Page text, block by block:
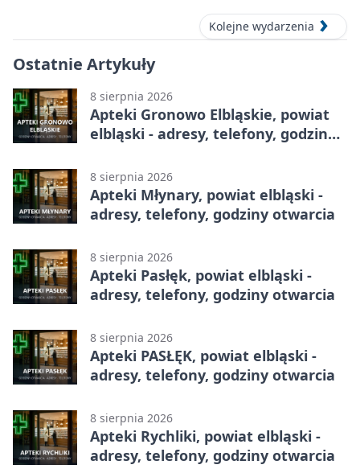
Kolejne wydarzenia
Ostatnie Artykuły
8 sierpnia 2026
Apteki Gronowo Elbląskie, powiat
elbląski - adresy, telefony, godziny
8 sierpnia 2026
Apteki Młynary, powiat elbląski -
adresy, telefony, godziny otwarcia
8 sierpnia 2026
Apteki Pasłęk, powiat elbląski -
adresy, telefony, godziny otwarcia
8 sierpnia 2026
Apteki PASŁĘK, powiat elbląski -
adresy, telefony, godziny otwarcia
8 sierpnia 2026
Apteki Rychliki, powiat elbląski -
adresy, telefony, godziny otwarcia